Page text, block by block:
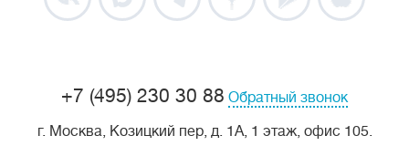
+7 (495) 230 30 88 Обратный звонок
г. Москва, Козицкий пер, д. 1А, 1 этаж, офис 105.